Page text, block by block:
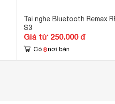
Tai nghe Bluetooth Remax
S3
Giá từ 250.000 đ
Có 8 nơi bán